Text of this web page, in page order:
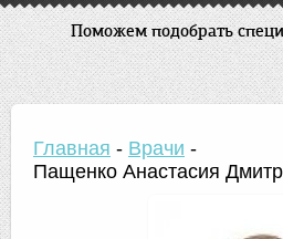
Клиники
Заболевания
Поможем подобрать
Главная - Врачи -
Пащенко Анастасия